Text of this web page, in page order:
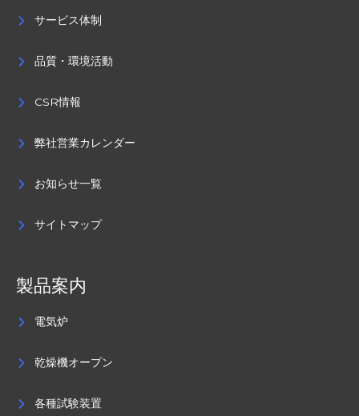
サービス体制
品質・環境活動
CSR情報
弊社営業カレンダー
お知らせ一覧
サイトマップ
製品案内
電気炉
乾燥機オープン
各種試験装置